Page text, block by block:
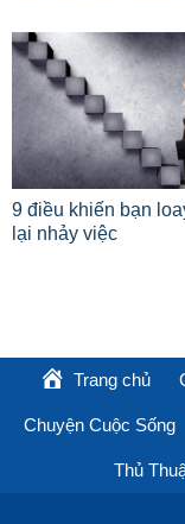
9 điều khiến bạn
lại nhảy việc
Trang chủ
Chuyện Cuộc Sống
Thủ